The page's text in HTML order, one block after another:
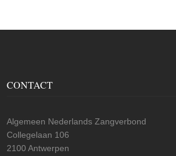
CONTACT
Algemeen Nederlands Zangverbond
Collegelaan 106
2100 Antwerpen